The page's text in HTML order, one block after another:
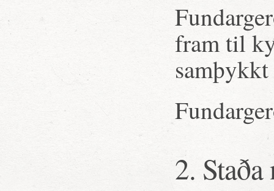
fram til
samþykkt
2.